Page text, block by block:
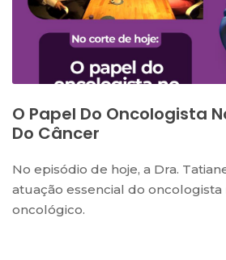
O Papel Do Oncologista
Do Câncer
No episódio de hoje, a Dra.
atuação essencial do
oncológico.